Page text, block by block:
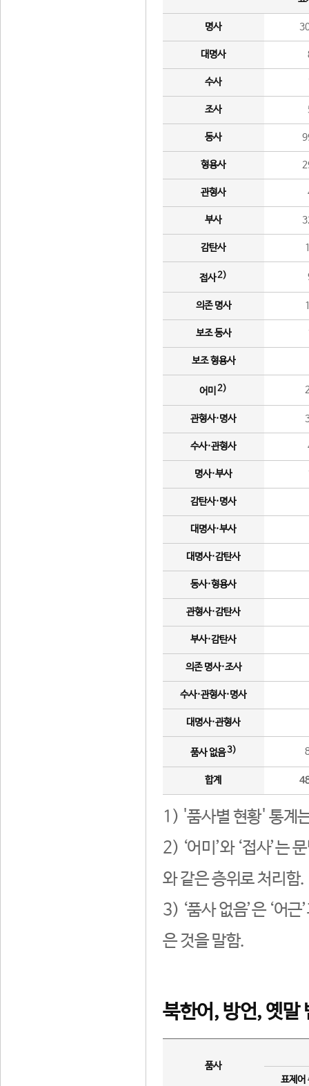
명사
대명사
수사
조사
동사
형용사
관형사
부사
감탄사
접사2)
의존 명사
보조 동사
보조 형용사
어미 2)
관형사·명사
수사·관형사
명사·부사
감탄사·명사
대명사·부사
대명사·감탄사
동사·형용사
관형사·감탄사
부사·감탄사
의존 명사·조사
수사·관형사·명사
대명사·관형사
품사 없음3)
합계
1) '품사별 현황' 통계
2) ‘어미’와 ‘접사’는
와 같은 층위로 처리함.
3) ‘품사 없음’은 ‘어
은 것을 말함.
북한어, 방언, 옛말
품사
표제어